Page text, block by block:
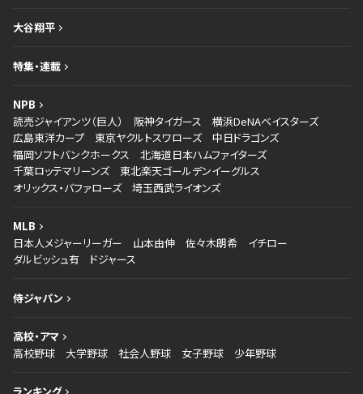
大谷翔平
特集・連載
NPB
読売ジャイアンツ（巨人）
阪神タイガース
横浜DeNAベイスターズ
広島東洋カープ
東京ヤクルトスワローズ
中日ドラゴンズ
福岡ソフトバンクホークス
北海道日本ハムファイターズ
千葉ロッテマリーンズ
東北楽天ゴールデンイーグルス
オリックス・バファローズ
埼玉西武ライオンズ
MLB
日本人メジャーリーガー
山本由伸 佐々木朗希
イチロー
ダルビッシュ有
ドジャース
侍ジャパン
高校・アマ
高校野球
大学野球 社会人野球 女子野球 少年野球